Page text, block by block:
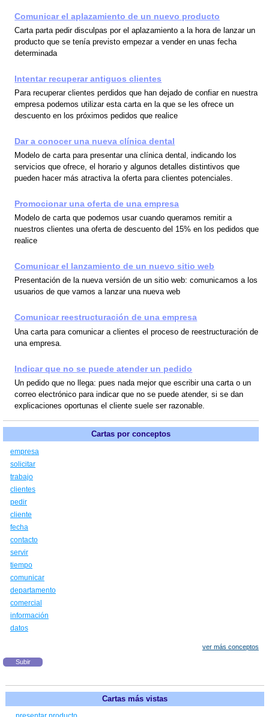
Comunicar el aplazamiento de un nuevo producto
Carta parta pedir disculpas por el aplazamiento a la hora de lanzar un
producto que se tenía previsto empezar a vender en unas fecha
determinada
Intentar recuperar antiguos clientes
Para recuperar clientes perdidos que han dejado de confiar en nuestra
empresa podemos utilizar esta carta en la que se les ofrece un
descuento en los próximos pedidos que realice
Dar a conocer una nueva clínica dental
Modelo de carta para presentar una clínica dental, indicando los
servicios que ofrece, el horario y algunos detalles distintivos que
pueden hacer más atractiva la oferta para clientes potenciales.
Promocionar una oferta de una empresa
Modelo de carta que podemos usar cuando queramos remitir a
nuestros clientes una oferta de descuento del 15% en los pedidos que
realice
Comunicar el lanzamiento de un nuevo sitio web
Presentación de la nueva versión de un sitio web: comunicamos a los
usuarios de que vamos a lanzar una nueva web
Comunicar reestructuración de una empresa
Una carta para comunicar a clientes el proceso de reestructuración de
una empresa.
Indicar que no se puede atender un pedido
Un pedido que no llega: pues nada mejor que escribir una carta o un
correo electrónico para indicar que no se puede atender, si se dan
explicaciones oportunas el cliente suele ser razonable.
Cartas por conceptos
empresa
solicitar
trabajo
clientes
pedir
cliente
fecha
contacto
servir
tiempo
comunicar
departamento
comercial
información
datos
ver más conceptos
Subir
Cartas más vistas